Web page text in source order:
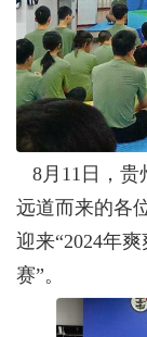
8月11日，贵
远道而来的各
迎来“2024年爽
赛”。